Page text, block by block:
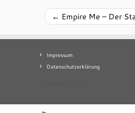
← Empire Me – Der
Impressum
Datenschutzerklärung